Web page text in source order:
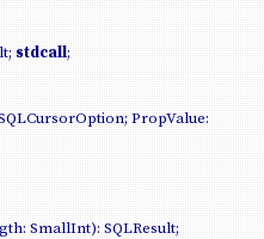
stdcall;
PropValue:
SmallInt): SQLResult;